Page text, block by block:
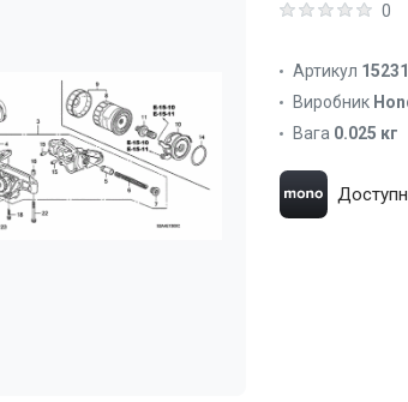
0
Артикул
Виробник
Вага 0.025 кг